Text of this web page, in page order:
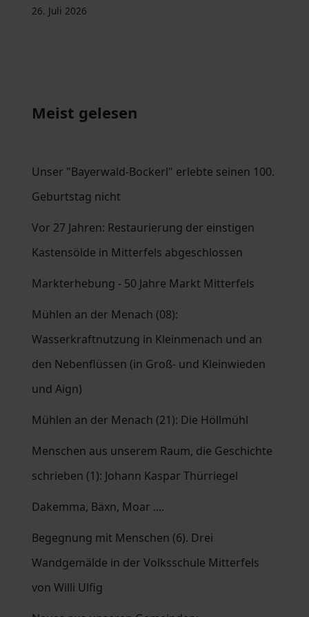
26. Juli 2026
Meist gelesen
Unser "Bayerwald-Bockerl" erlebte seinen 100.
Geburtstag nicht
Vor 27 Jahren: Restaurierung der einstigen
Kastensölde in Mitterfels abgeschlossen
Markterhebung - 50 Jahre Markt Mitterfels
Mühlen an der Menach (08):
Wasserkraftnutzung in Kleinmenach und an
den Nebenflüssen (in Groß- und Kleinwieden
und Aign)
Mühlen an der Menach (21): Die Höllmühl
Menschen aus unserem Raum, die Geschichte
schrieben (1): Johann Kaspar Thürriegel
Dakemma, Bäxn, Moar ....
Begegnung mit Menschen (6). Drei
Wandgemälde in der Volksschule Mitterfels
von Willi Ulfig